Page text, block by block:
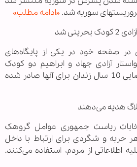
سوریه شد. «ادامه مطلب»
شد
در صفحه خود در یکی از پایگاه‌های
آزادی جهاد و ابراهیم دو کودک
بحرینی شد که حکم قضایی 10 سال زندان برای آنها صادر شده
هدیه می‌دهند
ریاست جمهوری عوامل گروهک
حربه و شگردی برای ارتباط با داخل
از مردم، استفاده می‌کنند.